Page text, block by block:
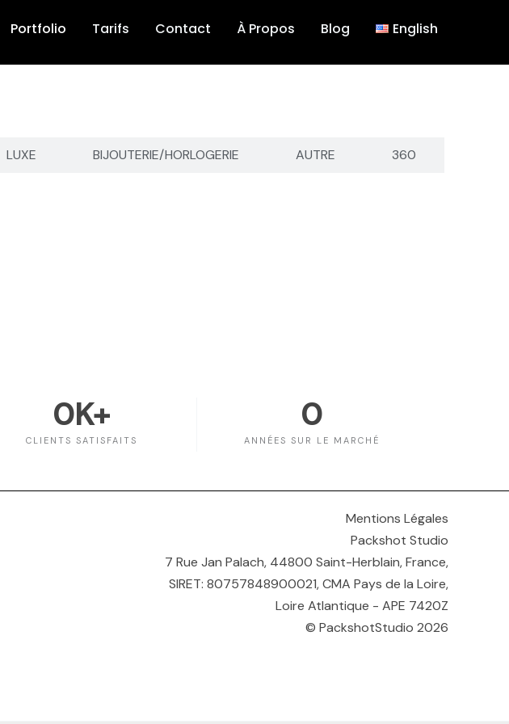
Portfolio Tarifs Contact À Propos Blog English
LUXE BIJOUTERIE/HORLOGERIE AUTRE 360
CLIENTS SATISFAITS
0K+
ANNÉES SUR LE MARCHÉ
0
Mentions Légales
Packshot Studio
7 Rue Jan Palach, 44800 Saint-Herblain, France,
SIRET: 80757848900021, CMA Pays de la Loire,
Loire Atlantique - APE 7420Z
© PackshotStudio 2026